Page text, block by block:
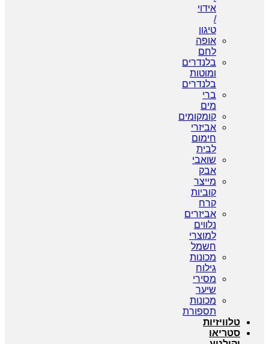
אידוי
/
טיגון
אופה
לחם
בלנדרים
ומוטות
בלנדרים
ברי
מים
קומקומים
אביזרי
חימום
לבית
שואבי
אבק
מייצר
קוביות
קרח
אביזרים
נלווים
למוצרי
חשמל
מכונות
גילוח
מסירי
שיער
מכונות
תספורת
טלוויזיות
סטריאו